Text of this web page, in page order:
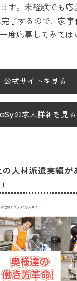
す。未経験でも応
了するので、家
度応募してみては
公式サイトを見る
の求人詳細を見る
の人材派遣実績